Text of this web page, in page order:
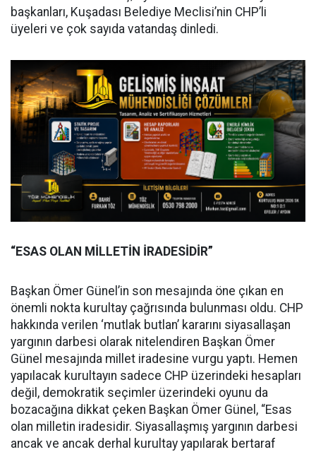
başkanları, Kuşadası Belediye Meclisi’nin CHP’li
üyeleri ve çok sayıda vatandaş dinledi.
“ESAS OLAN MİLLETİN İRADESİDİR”
Başkan Ömer Günel’in son mesajında öne çıkan en
önemli nokta kurultay çağrısında bulunması oldu. CHP
hakkında verilen ‘mutlak butlan’ kararını siyasallaşan
yargının darbesi olarak nitelendiren Başkan Ömer
Günel mesajında millet iradesine vurgu yaptı. Hemen
yapılacak kurultayın sadece CHP üzerindeki hesapları
değil, demokratik seçimler üzerindeki oyunu da
bozacağına dikkat çeken Başkan Ömer Günel, “Esas
olan milletin iradesidir. Siyasallaşmış yargının darbesi
ancak ve ancak derhal kurultay yapılarak bertaraf